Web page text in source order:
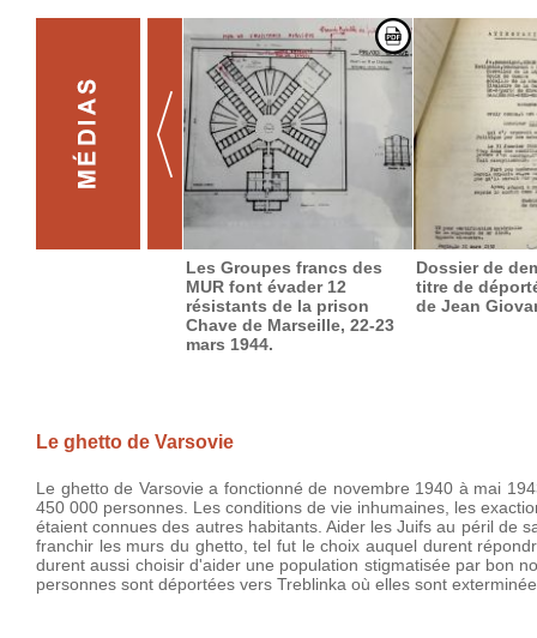
Les Groupes francs des
MUR font évader 12
résistants de la prison
Chave de Marseille, 22-23
mars 1944.
Dossier de
titre de
de Jean
Le ghetto de Varsovie
Le ghetto de Varsovie a fonctionné de novembre 1940 à mai
450 000 personnes. Les conditions de vie inhumaines, les
étaient connues des autres habitants. Aider les Juifs au péril de
franchir les murs du ghetto, tel fut le choix auquel durent
durent aussi choisir d'aider une population stigmatisée par bon
personnes sont déportées vers Treblinka où elles sont